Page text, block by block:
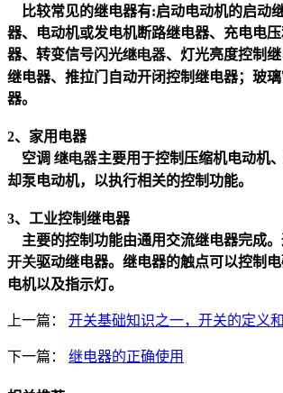
比较常见的继电器有:启动电动机的启动
器、电动机或发电机断路继电器、充电电
器、转变信号闪光继电器、灯光亮度控制
继电器、推拉门自动开闭控制继电器；玻
器。
2、家用电器
空调 继电器主要用于控制压缩机电动机
却泵电动机，以执行相关的控制功能。
3、工业控制继电器
主要的控制功能由通用交流继电器完成
开关驱动继电器。继电器的触点可以控制
电机以及指示灯。
上一篇： 开关基础知识之一，开关的定义
下一篇： 继电器的正确使用